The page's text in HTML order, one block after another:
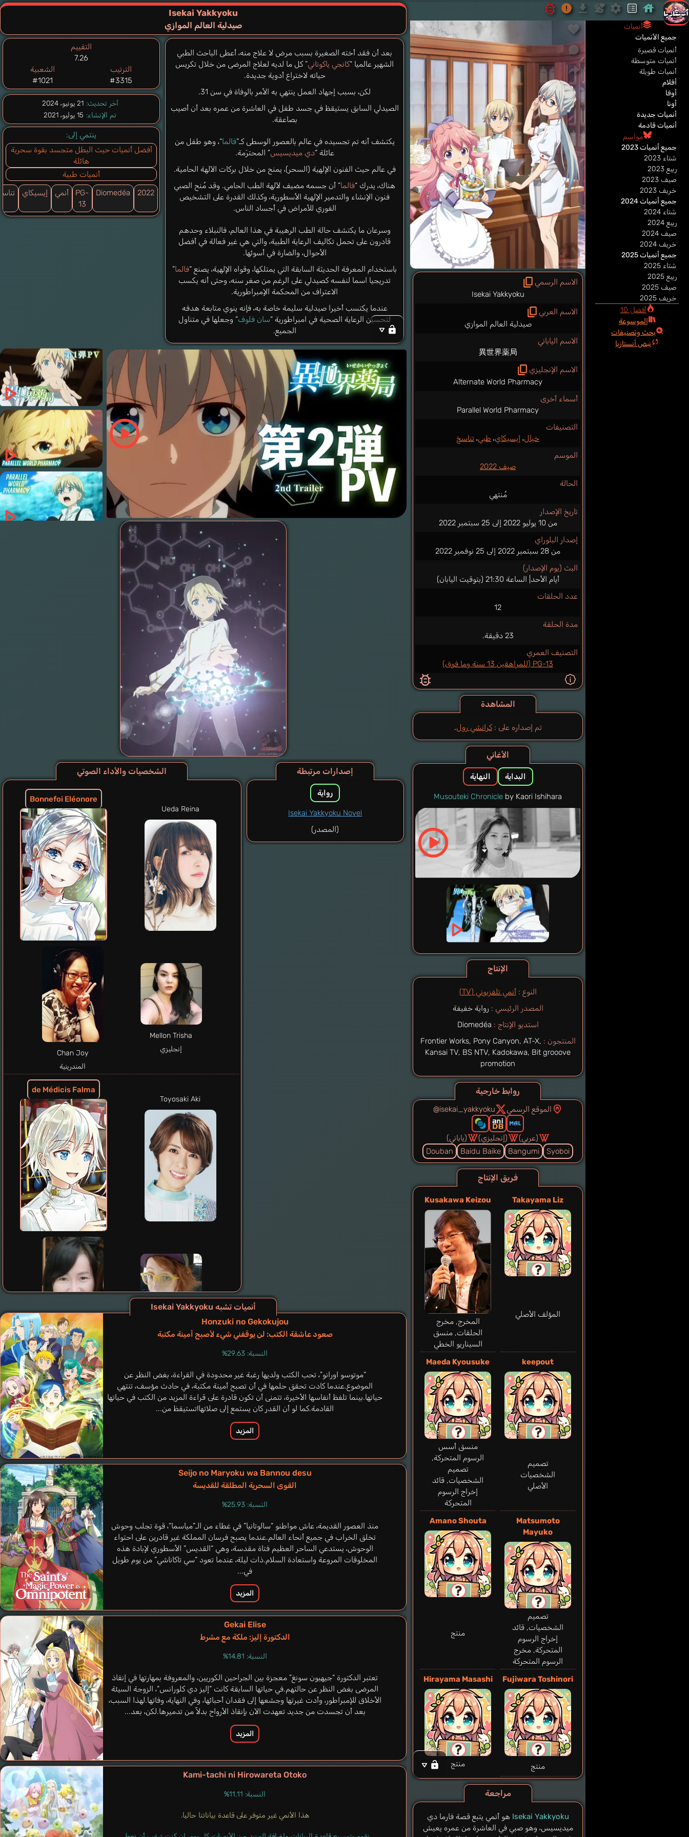
الاسم الرسمي
Isekai Yakkyoku
الاسم العربي
صيدلية العالم الموازي
الاسم الياباني
異世界薬局
الاسم الإنجليزي
Alternate World Pharmacy
أسماء أخرى
Parallel World Pharmacy
التصنيفات
خيال، إيسيكاي، طبي، تناسخ
الموسم
صيف 2022
الحالة
مُنتهي
تاريخ الإصدار
من 10 يوليو 2022 إلى 25 سبتمبر 2022
إصدار البلوراي
من 28 سبتمبر 2022 إلى 25 نوفمبر 2022
البث (يوم الإصدار)
أيام الأحد| الساعة 21:30 (بتوقيت اليابان)
عدد الحلقات
12
مدة الحلقة
23 دقيقة.
التصنيف العمري
PG-13 (للمراهقين 13 سنة وما فوق)
المشاهدة
تم إصداره على : كرانشي رول.
الأغاني
البداية النهاية
Musouteki Chronicle by Kaori Ishihara
الإنتاج
النوع :أنمي تلفزيوني (TV)
المصدر الرئيسي : رواية خفيفة
استديو الإنتاج : Diomedéa
المنتجون : Frontier Works, Pony Canyon, AT-X,
Kansai TV, BS NTV, Kadokawa, Bit grooove
promotion
روابط خارجية
الموقع الرسمي @isekai_yakkyoku
(عربي) (إنجليزي)
(ياباني)
Syoboi
Bangumi
Baidu Baike
Douban
فريق الإنتاج
Takayama Liz
المؤلف الأصلي
Kusakawa Keizou
المخرج, مخرج
الحلقات, منسق
السيناريو الخطي
keepout
تصميم
الشخصيات
الأصلي
Maeda Kyousuke
منسق أسس
الرسوم المتحركة,
تصميم
الشخصيات, قائد
إخراج الرسوم
المتحركة
Matsumoto
Mayuko
تصميم
الشخصيات, قائد
إخراج الرسوم
المتحركة, مخرج
الرسوم المتحركة
Amano Shouta
منتج
Fujiwara Toshinori
منتج
Hirayama Masashi
منتج
مراجعة
Isekai Yakkyoku هو أنمي يتبع قصة فارما دي
ميديسيس، وهو صبي في العاشرة من عمره يعيش
Isekai Yakkyoku
صيدلية العالم الموازي
بعد أن فقد أخته الصغيرة بسبب مرض لا علاج منه، أعطى الباحث الطبي
الشهير عالميا “كانجي ياكوتاني” كل ما لديه لعلاج المرضى من خلال تكريس
حياته لاختراع أدوية جديدة.
لكن، بسبب إجهاد العمل ينتهي به الأمر بالوفاة في سن 31.
الصيدلي السابق يستيقظ في جسد طفل في العاشرة من عمره بعد أن أصيب
بصاعقة.
يكتشف أنه تم تجسيده في عالم بالعصور الوسطى كـ”فالما“، وهو طفل من
عائلة “دي ميديسيس” المحترَمة.
في عالم حيث الفنون الإلهية (السحر)، يمنح من خلال بركات الآلهة الحامية.
هناك، يدرك “فالما” أن جسمه مضيف لآلهة الطب الحامي. وقد مُنح الصبي
فنون الإنشاء والتدمير الإلهية الأسطورية، وكذلك القدرة على التشخيص
الفوري للأمراض في أجساد الناس.
وسرعان ما يكتشف حالة الطب الرهيبة في هذا العالم، فالنبلاء وحدهم
قادرون على تحمل تكاليف الرعاية الطبية، والتي هي غير فعالة في أفضل
الأحوال، والضارة في أسوئها.
باستخدام المعرفة الحديثة السابقة التي يمتلكها، وقواه الإلهية، يصنع “فالما”
تدريجيا اسما لنفسه كصيدلي على الرغم من صغر سنه، وحتى أنه يكسب
الاعتراف من المحكمة الإمبراطورية.
عندما يكتسب أخيرا صيدلية سليمة خاصة به، فإنه ينوي متابعة هدفه
لتحسين الرعاية الصحية في امبراطورية “سان فلوف” وجعلها في متناول
الجميع.
التقييم
7.26
الترتيب
#3315
الشعبية
#1021
آخر تحديث: 21 يونيو، 2024
تم الإنشاء: 15 يوليو، 2021
ينتمي إلى:
أفضل أنميات حيث البطل متجسد بقوة سحرية
هائلة
أنميات طبية
2022
Diomedéa
PG-
13
أنمي إيسيكاي
إصدارات مرتبطة
رواية
Isekai Yakkyoku Novel
(المصدر)
الشخصيات والأداء الصوتي
Bonnefoi Eléonore
Ueda Reina
Mellon Trisha
إنجليزي Chan Joy
المندرينية
de Médicis Falma
Toyosaki Aki
إنجليزي Hsu Maggie
المندرينية
Soller Charlotte
Hondo Kaede
Seidel Lindsay
Adam
Akabane Kenji
Alfred
أنميات تشبه Isekai Yakkyoku
Honzuki no Gekokujou
صعود عاشقة الكتب: لن يوقفني شيء لأصبح أمينة مكتبة
النسبة: 29.63%
“موتوسو اورانو”، تحب الكتب ولديها رغبة غير محدودة في القراءة، بغض النظر عن
الموضوع.عندما كادت تحقق حلمها في أن تصبح أمينة مكتبة، في حادث مؤسف، تنتهي
حياتها.بينما تلفظ أنفاسها الأخيرة، تتمنى أن تكون قادرة على قراءة المزيد من الكتب في حياتها
القادمة.كما لو أن القدر كان يستمع إلى صلاتها!تستيقظ من...
المزيد
Seijo no Maryoku wa Bannou desu
القوى السحرية المطلقة للقديسة
النسبة: 25.93%
منذ العصور القديمة، عاش مواطنو “سالوتانيا” في غطاء من الـ”مياسما“، قوة تجلب وحوش
تخلق الخراب في جميع أنحاء العالم.عندما يصبح فرسان المملكة غير قادرين على احتواء
الوحوش، يستدعي الساحر العظيم فتاة مقدسة، وهي “القديس” الأسطوري لإبادة هذه
المخلوقات المروعة واستعادة السلام.ذات ليلة، عندما تعود “سي تاكاناشي” من يوم طويل
في...
المزيد
Gekai Elise
الدكتورة إليز: ملكة مع مشرط
النسبة: 14.81%
تعتبر الدكتورة “جيهيون سونغ” معجزة بين الجراحين الكوريين، والمعروفة بمهارتها في إنقاذ
المرضى بغض النظر عن حالتهم.في حياتها السابقة كانت “إليز دي كلورانس“، الزوجة السيئة
الأخلاق للإمبراطور، وأدت غيرتها وجشعها إلى فقدان أحبائها، وفي النهاية، وفاتها.لهذا السبب،
بعد أن تجسدت من جديد تعهدت الآن بإنقاذ الأرواح بدلاً من تدميرها.لكن، بعد...
المزيد
Kami-tachi ni Hirowareta Otoko
النسبة: 11.11%
هذا الأنمي غير متوفر على قاعدة بياناتنا حاليا.
أنميات
جميع الأنميات
أنميات قصيرة
أنميات متوسطة
أنميات طويلة
أفلام
أوفا
أونا
أنميات جديدة
أنميات قادمة
مواسم
جميع أنميات 2023
شتاء 2023
ربيع 2023
صيف 2023
خريف 2023
جميع أنميات 2024
شتاء 2024
ربيع 2024
صيف 2024
خريف 2024
جميع أنميات 2025
شتاء 2025
ربيع 2025
صيف 2025
خريف 2025
أفضل 10
الموسوعة
بحث وتصنيفات
نبض أنستازيا